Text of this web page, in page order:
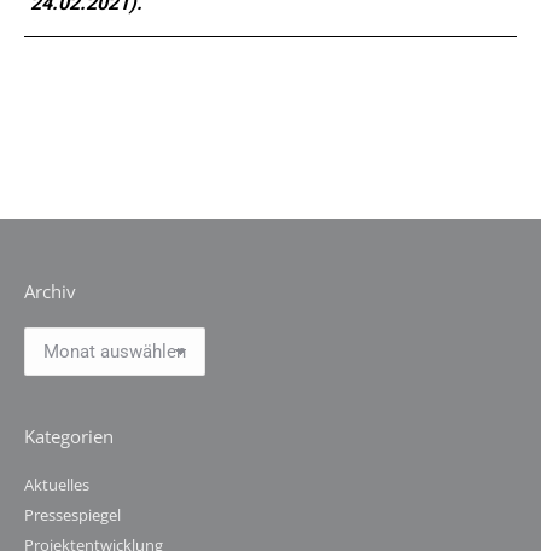
Archiv
Kategorien
Aktuelles
Pressespiegel
Projektentwicklung